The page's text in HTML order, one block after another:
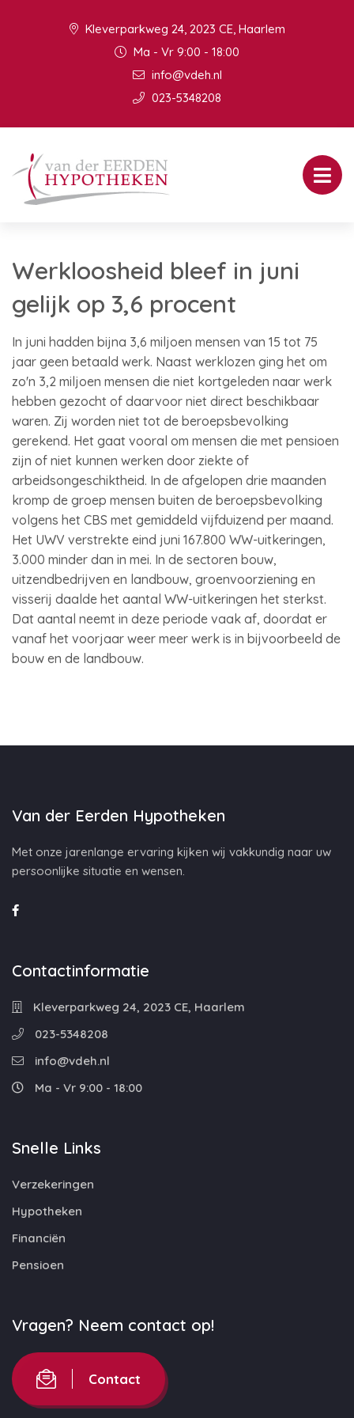
Kleverparkweg 24, 2023 CE, Haarlem
Ma - Vr 9:00 - 18:00
info@vdeh.nl
023-5348208
Werkloosheid bleef in juni
gelijk op 3,6 procent
In juni hadden bijna 3,6 miljoen mensen van 15 tot 75
jaar geen betaald werk. Naast werklozen ging het om
zo'n 3,2 miljoen mensen die niet kortgeleden naar werk
hebben gezocht of daarvoor niet direct beschikbaar
waren. Zij worden niet tot de beroepsbevolking
gerekend. Het gaat vooral om mensen die met pensioen
zijn of niet kunnen werken door ziekte of
arbeidsongeschiktheid. In de afgelopen drie maanden
kromp de groep mensen buiten de beroepsbevolking
volgens het CBS met gemiddeld vijfduizend per maand.
Het UWV verstrekte eind juni 167.800 WW-uitkeringen,
3.000 minder dan in mei. In de sectoren bouw,
uitzendbedrijven en landbouw, groenvoorziening en
visserij daalde het aantal WW-uitkeringen het sterkst.
Dat aantal neemt in deze periode vaak af, doordat er
vanaf het voorjaar weer meer werk is in bijvoorbeeld de
bouw en de landbouw.
Van der Eerden Hypotheken
Met onze jarenlange ervaring kijken wij vakkundig naar uw
persoonlijke situatie en wensen.
Contactinformatie
Kleverparkweg 24, 2023 CE, Haarlem
023-5348208
info@vdeh.nl
Ma - Vr 9:00 - 18:00
Snelle Links
Verzekeringen
Hypotheken
Financiën
Pensioen
Vragen? Neem contact op!
Contact